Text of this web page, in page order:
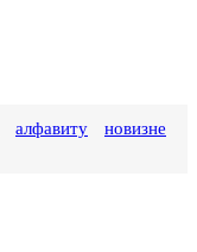
алфавиту
новизне